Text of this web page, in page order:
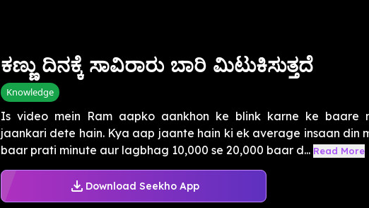
ಕಣ್ಣು ದಿನಕ್ಕೆ ಸಾವಿರಾರು ಬಾರಿ ಮಿಟುಕಿಸುತ್ತದೆ
Knowledge
Is video mein Ram aapko aankhon ke blink karne ke baare
jaankari dete hain. Kya aap jaante hain ki ek average insaan din
baar prati minute aur lagbhag 10,000 se 20,000 baar d... Read More
Download Seekho App